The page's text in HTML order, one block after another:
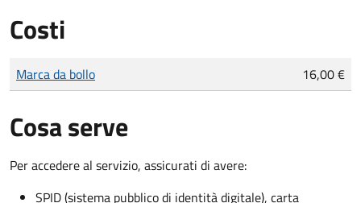
Costi
Tipo di pagamento
Importo
Marca da bollo 16,00 €
Cosa serve
Per accedere al servizio, assicurati di avere:
SPID (sistema pubblico di identità digitale), carta